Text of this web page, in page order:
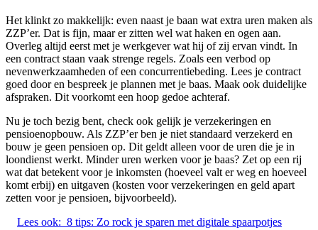
Het klinkt zo makkelijk: even naast je baan wat extra uren maken als
ZZP’er. Dat is fijn, maar er zitten wel wat haken en ogen aan.
Overleg altijd eerst met je werkgever wat hij of zij ervan vindt. In
een contract staan vaak strenge regels. Zoals een verbod op
nevenwerkzaamheden of een concurrentiebeding. Lees je contract
goed door en bespreek je plannen met je baas. Maak ook duidelijke
afspraken. Dit voorkomt een hoop gedoe achteraf.
Nu je toch bezig bent, check ook gelijk je verzekeringen en
pensioenopbouw. Als ZZP’er ben je niet standaard verzekerd en
bouw je geen pensioen op. Dit geldt alleen voor de uren die je in
loondienst werkt. Minder uren werken voor je baas? Zet op een rij
wat dat betekent voor je inkomsten (hoeveel valt er weg en hoeveel
komt erbij) en uitgaven (kosten voor verzekeringen en geld apart
zetten voor je pensioen, bijvoorbeeld).
Lees ook: 8 tips: Zo rock je sparen met digitale spaarpotjes